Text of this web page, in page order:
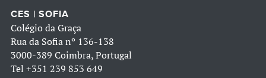
CES | SOFIA
Colégio da Graça
Rua da Sofia nº 136-138
3000-389 Coimbra, Portugal
Tel +351 239 853 649